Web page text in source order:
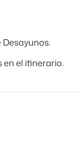
el itinerario.